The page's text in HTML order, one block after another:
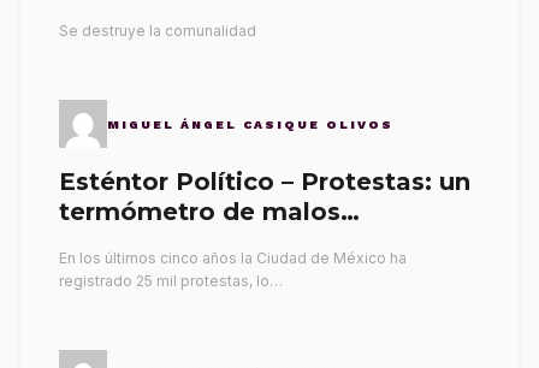
Se destruye la comunalidad
MIGUEL ÁNGEL CASIQUE OLIVOS
Esténtor Político – Protestas: un
termómetro de malos
En los últimos cinco años la Ciudad de México ha
registrado 25 mil protestas, lo…